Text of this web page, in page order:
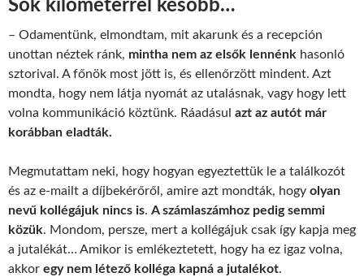
Sok kilométerrel később…
– Odamentünk, elmondtam, mit akarunk és a recepción
unottan néztek ránk, mintha nem az elsők lennénk hasonló
sztorival. A főnök most jött is, és ellenőrzött mindent. Azt
mondta, hogy nem látja nyomát az utalásnak, vagy hogy lett
volna kommunikáció köztünk. Ráadásul azt az autót már
korábban eladták.
Megmutattam neki, hogy hogyan egyeztettük le a találkozót
és az e-mailt a díjbekérőről, amire azt mondták, hogy olyan
nevű kollégájuk nincs is. A számlaszámhoz pedig semmi
közük. Mondom, persze, mert a kollégájuk csak így kapja meg
a jutalékát… Amikor is emlékeztetett, hogy ha ez igaz volna,
akkor egy nem létező kolléga kapná a jutalékot.